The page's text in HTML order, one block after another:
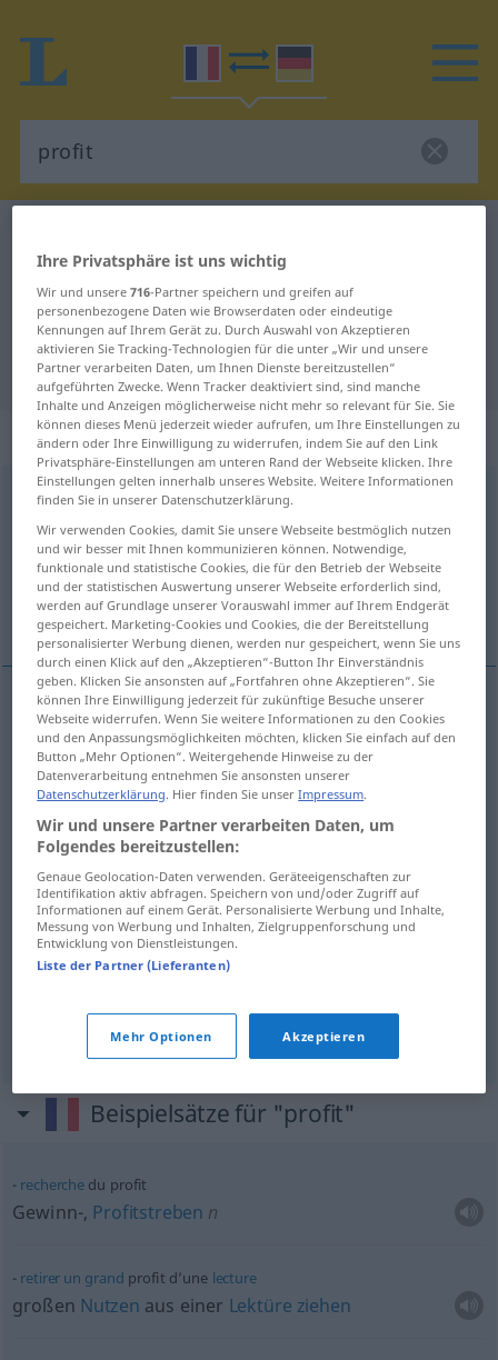
Französisch-Deutsch Übersetzung
für "profit"
"profit" Deutsch Übersetzung
„profit“: masculin
profit [pʀɔfi]m
Übersicht aller Übersetzungen
(Für mehr Details die Übersetzung anklicken/antippen)
Profit, Gewinn Nutzen, Vorteil, Gewinn
Profitm profit ÉCON
Gewinnm profit
Nutzenm profit(≈ avantage)
Vorteilm profit
Beispielsätze für "profit"
recherche du profit
Gewinn-, Profitstreben n
retirer un grand profit d’une lecture
großen Nutzen aus einer Lektüre ziehen
Ihre Privatsphäre ist uns wichtig
Wir und unsere716-Partner speichern und greifen auf
personenbezogene Daten wie Browserdaten oder eindeutige
Kennungen auf Ihrem Gerät zu. Durch Auswahl von Akzeptieren
aktivieren Sie Tracking-Technologien für die unter „Wir und unsere
Partner verarbeiten Daten, um Ihnen Dienste bereitzustellen“
aufgeführten Zwecke. Wenn Tracker deaktiviert sind, sind manche
Inhalte und Anzeigen möglicherweise nicht mehr so relevant für Sie. Sie
können dieses Menü jederzeit wieder aufrufen, um Ihre Einstellungen zu
ändern oder Ihre Einwilligung zu widerrufen, indem Sie auf den Link
Privatsphäre-Einstellungen am unteren Rand der Webseite klicken. Ihre
Einstellungen gelten innerhalb unseres Website. Weitere Informationen
finden Sie in unserer Datenschutzerklärung.
Wir verwenden Cookies, damit Sie unsere Webseite bestmöglich nutzen
und wir besser mit Ihnen kommunizieren können. Notwendige,
funktionale und statistische Cookies, die für den Betrieb der Webseite
und der statistischen Auswertung unserer Webseite erforderlich sind,
werden auf Grundlage unserer Vorauswahl immer auf Ihrem Endgerät
gespeichert. Marketing-Cookies und Cookies, die der Bereitstellung
personalisierter Werbung dienen, werden nur gespeichert, wenn Sie uns
durch einen Klick auf den „Akzeptieren“-Button Ihr Einverständnis
geben. Klicken Sie ansonsten auf „Fortfahren ohne Akzeptieren“. Sie
können Ihre Einwilligung jederzeit für zukünftige Besuche unserer
Webseite widerrufen. Wenn Sie weitere Informationen zu den Cookies
und den Anpassungsmöglichkeiten möchten, klicken Sie einfach auf den
Button „Mehr Optionen“. Weitergehende Hinweise zu der
Datenverarbeitung entnehmen Sie ansonsten unserer
Datenschutzerklärung. Hier finden Sie unserImpressum.
Wir und unsere Partner verarbeiten Daten, um
Folgendes bereitzustellen:
Genaue Geolocation-Daten verwenden. Geräteeigenschaften zur
Identifikation aktiv abfragen. Speichern von und/oder Zugriff auf
Informationen auf einem Gerät. Personalisierte Werbung und Inhalte,
Messung von Werbung und Inhalten, Zielgruppenforschung und
Entwicklung von Dienstleistungen.
Liste der Partner (Lieferanten)
Mehr Optionen Akzeptieren